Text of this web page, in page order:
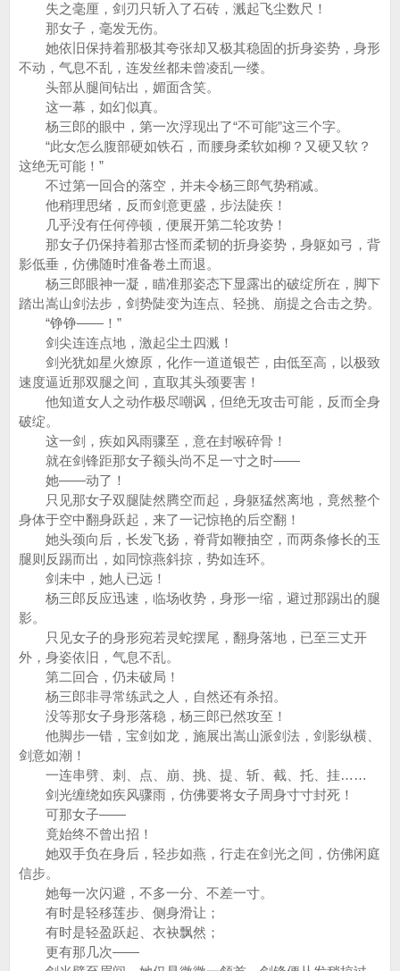
失之毫厘，剑刃只斩入了石砖，溅起飞尘数尺！
那女子，毫发无伤。
她依旧保持着那极其夸张却又极其稳固的折身姿势，身形
不动，气息不乱，连发丝都未曾凌乱一缕。
头部从腿间钻出，媚面含笑。
这一幕，如幻似真。
杨三郎的眼中，第一次浮现出了“不可能”这三个字。
“此女怎么腹部硬如铁石，而腰身柔软如柳？又硬又软？
这绝无可能！”
不过第一回合的落空，并未令杨三郎气势稍减。
他稍理思绪，反而剑意更盛，步法陡疾！
几乎没有任何停顿，便展开第二轮攻势！
那女子仍保持着那古怪而柔韧的折身姿势，身躯如弓，背
影低垂，仿佛随时准备卷土而退。
杨三郎眼神一凝，瞄准那姿态下显露出的破绽所在，脚下
踏出嵩山剑法步，剑势陡变为连点、轻挑、崩提之合击之势。
“铮铮——！”
剑尖连连点地，激起尘土四溅！
剑光犹如星火燎原，化作一道道银芒，由低至高，以极致
速度逼近那双腿之间，直取其头颈要害！
他知道女人之动作极尽嘲讽，但绝无攻击可能，反而全身
破绽。
这一剑，疾如风雨骤至，意在封喉碎骨！
就在剑锋距那女子额头尚不足一寸之时——
她——动了！
只见那女子双腿陡然腾空而起，身躯猛然离地，竟然整个
身体于空中翻身跃起，来了一记惊艳的后空翻！
她头颈向后，长发飞扬，脊背如鞭抽空，而两条修长的玉
腿则反踢而出，如同惊燕斜掠，势如连环。
剑未中，她人已远！
杨三郎反应迅速，临场收势，身形一缩，避过那踢出的腿
影。
只见女子的身形宛若灵蛇摆尾，翻身落地，已至三丈开
外，身姿依旧，气息不乱。
第二回合，仍未破局！
杨三郎非寻常练武之人，自然还有杀招。
没等那女子身形落稳，杨三郎已然攻至！
他脚步一错，宝剑如龙，施展出嵩山派剑法，剑影纵横、
剑意如潮！
一连串劈、刺、点、崩、挑、提、斩、截、托、挂……
剑光缠绕如疾风骤雨，仿佛要将女子周身寸寸封死！
可那女子——
竟始终不曾出招！
她双手负在身后，轻步如燕，行走在剑光之间，仿佛闲庭
信步。
她每一次闪避，不多一分、不差一寸。
有时是轻移莲步、侧身滑让；
有时是轻盈跃起、衣袂飘然；
更有那几次——